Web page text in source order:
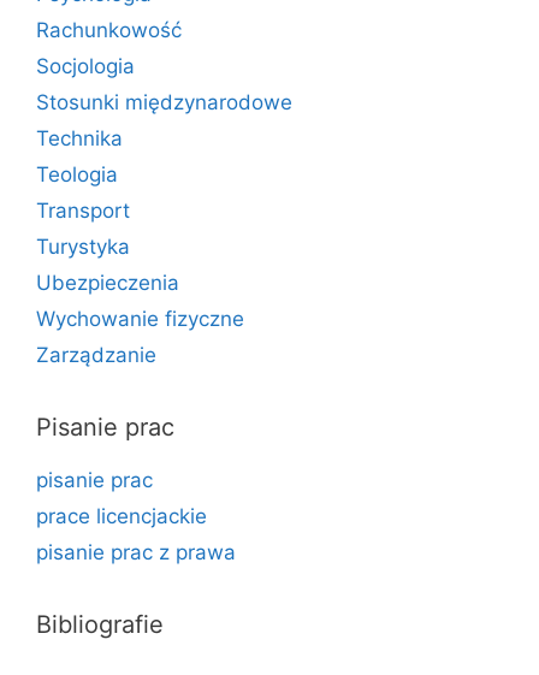
Rachunkowość
Socjologia
Stosunki międzynarodowe
Technika
Teologia
Transport
Turystyka
Ubezpieczenia
Wychowanie fizyczne
Zarządzanie
Pisanie prac
pisanie prac
prace licencjackie
pisanie prac z prawa
Bibliografie